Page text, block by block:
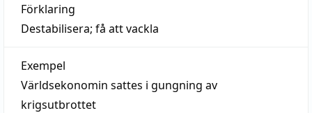
Förklaring
Destabilisera; få att vackla
Exempel
Världsekonomin sattes i gungning av
krigsutbrottet